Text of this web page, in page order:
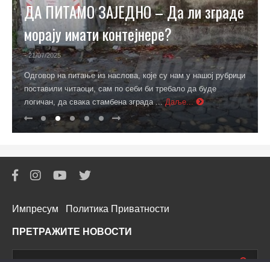
ДА ПИТАМО ЗАЈЕДНО – Да ли зграде
морају имати контејнере?
- 21/07/2025
Одговор на питање из наслова, које су нам у нашој рубрици
поставили читаоци, сам по себи би требало да буде
логичан, да свака стамбена зграда ... Даље...
Импресум Политика Приватности
ПРЕТРАЖИТЕ НОВОСТИ